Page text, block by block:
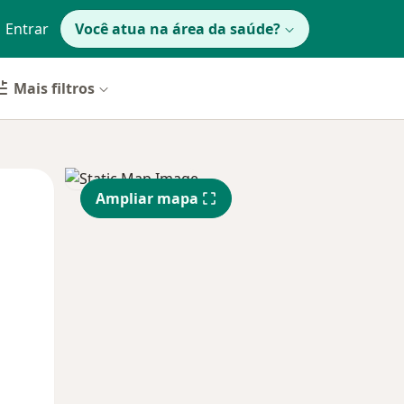
Entrar Você atua na área da saúde?
Mais filtros
Qui,
13 Ago
Sex,
14 Ago
Ampliar mapa